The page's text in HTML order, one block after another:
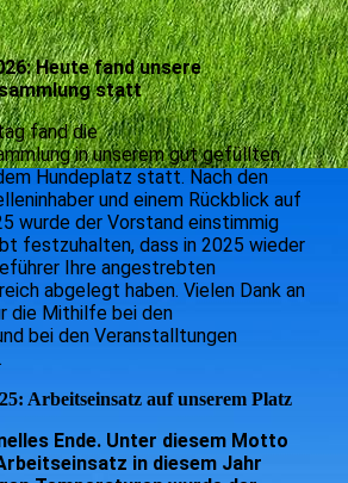
Heute fand unsere
statt
fand die
in unserem gut gefüllten
Hundeplatz statt. Nach den
und einem Rückblick auf
wurde der Vorstand einstimmig
festzuhalten, dass in 2025 wieder
Ihre angestrebten
abgelegt haben. Vielen Dank an
die Mithilfe bei den
bei den Veranstalltungen
Arbeitseinsatz auf unserem Platz
Ende. Unter diesem Motto
in diesem Jahr